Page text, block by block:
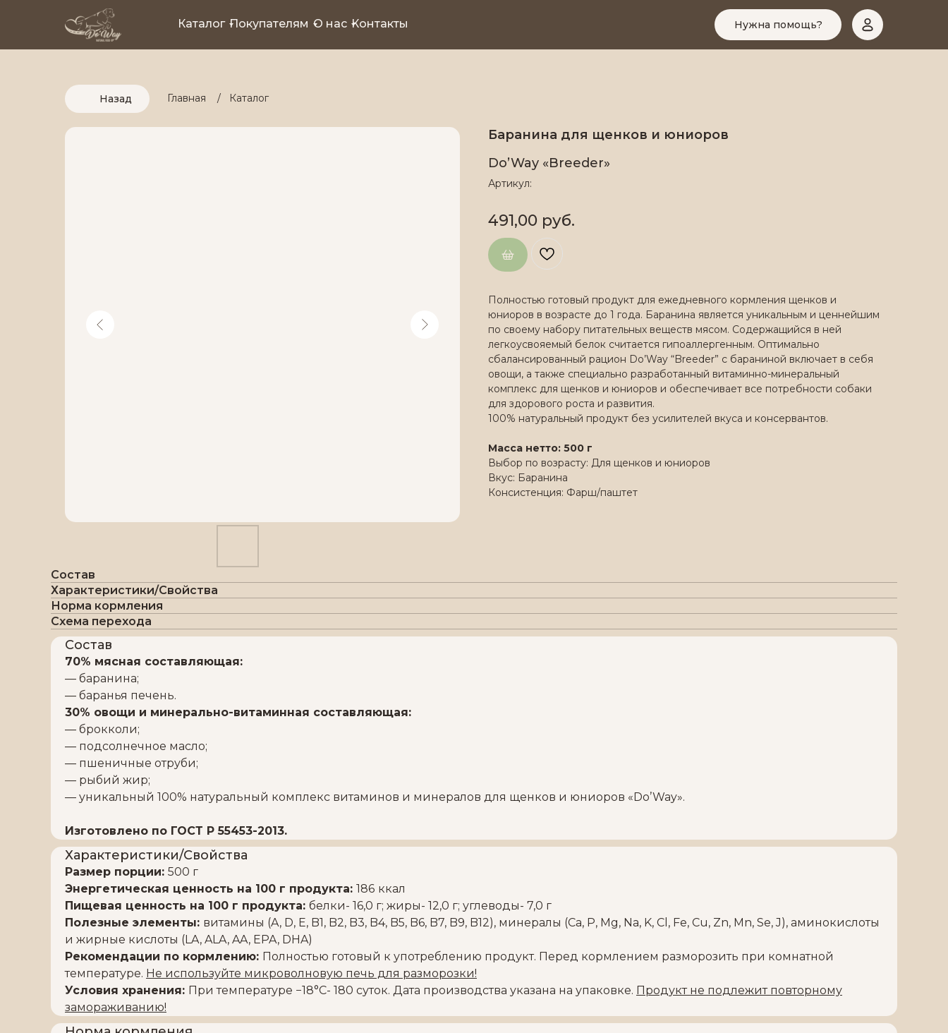
Нужна помощь?
Каталог Покупателям О нас Контакты
Назад Главная Каталог
/
Баранина для щенков и юниоров
Do’Way «Breeder»
Артикул:
491,00 руб.
Полностью готовый продукт для ежедневного кормления щенков и
юниоров в возрасте до 1 года. Баранина является уникальным и ценнейшим
по своему набору питательных веществ мясом. Содержащийся в ней
легкоусвояемый белок считается гипоаллергенным. Оптимально
сбалансированный рацион Do’Way “Breeder” с бараниной включает в себя
овощи, а также специально разработанный витаминно-минеральный
комплекс для щенков и юниоров и обеспечивает все потребности собаки
для здорового роста и развития.
100% натуральный продукт без усилителей вкуса и консервантов.
Масса нетто: 500 г
Выбор по возрасту: Для щенков и юниоров
Вкус: Баранина
Консистенция: Фарш/паштет
Состав
Характеристики/Свойства
Норма кормления
Схема перехода
Состав
70% мясная составляющая:
— баранина;
— баранья печень.
30% овощи и минерально-витаминная составляющая:
— брокколи;
— подсолнечное масло;
— пшеничные отруби;
— рыбий жир;
— уникальный 100% натуральный комплекс витаминов и минералов для щенков и юниоров «Do’Way».
Изготовлено по ГОСТ Р 55453-2013.
Характеристики/Свойства
Размер порции: 500 г
Энергетическая ценность на 100 г продукта: 186 ккал
Пищевая ценность на 100 г продукта: белки- 16,0 г; жиры- 12,0 г; углеводы- 7,0 г
Полезные элементы: витамины (A, D, E, B1, B2, B3, B4, B5, B6, B7, B9, B12), минералы (Ca, P, Mg, Na, K, Cl, Fe, Cu, Zn, Mn, Se, J), аминокислоты
и жирные кислоты (LA, ALA, AA, EPA, DHA)
Рекомендации по кормлению: Полностью готовый к употреблению продукт. Перед кормлением разморозить при комнатной
температуре. Не используйте микроволновую печь для разморозки!
Условия хранения: При температуре −18°С- 180 суток. Дата производства указана на упаковке. Продукт не подлежит повторному
замораживанию!